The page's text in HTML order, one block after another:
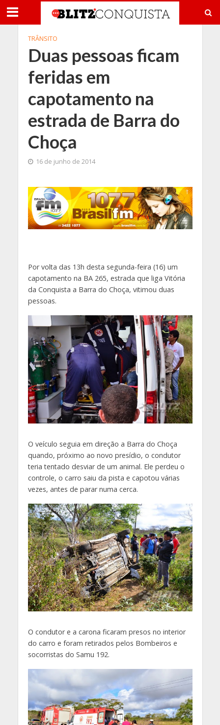
TRÂNSITO
Duas pessoas ficam
feridas em
capotamento na
estrada de Barra do
Choça
16 de junho de 2014
Por volta das 13h desta segunda-feira (16) um
capotamento na BA 265, estrada que liga Vitória
da Conquista a Barra do Choça, vitimou duas
pessoas.
O veículo seguia em direção a Barra do Choça
quando, próximo ao novo presídio, o condutor
teria tentado desviar de um animal. Ele perdeu o
controle, o carro saiu da pista e capotou várias
vezes, antes de parar numa cerca.
O condutor e a carona ficaram presos no interior
do carro e foram retirados pelos Bombeiros e
socorristas do Samu 192.